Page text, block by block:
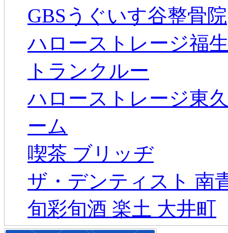
GBSうぐいす谷整骨院
ハローストレージ福
トランクルー
ハローストレージ東
ーム
喫茶 ブリッヂ
ザ・デンティスト 南
旬彩旬酒 楽土 大井町